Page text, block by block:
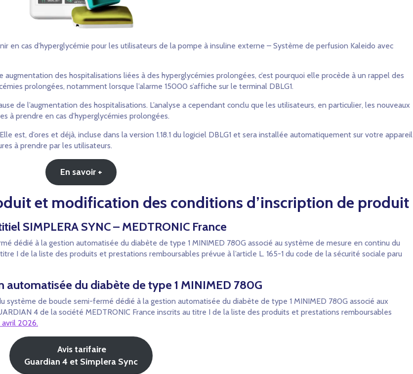
en cas d’hyperglycémie pour les utilisateurs de la pompe à insuline externe – Système de perfusion Kaleido avec
des hospitalisations liées à des hyperglycémies prolongées, c’est pourquoi elle procède à un rappel des
prolongées, notamment lorsque l’alarme 15000 s’affiche sur le terminal DBLG1.
de l’augmentation des hospitalisations. L’analyse a cependant conclu que les utilisateurs, en particulier, les nouveaux
à prendre en cas d’hyperglycémies prolongées.
est, d’ores et déjà, incluse dans la version 1.18.1 du logiciel DBLG1 et sera installée automatiquement sur votre appareil
à prendre par les utilisateurs.
En savoir +
et modification des conditions d’inscription de produit
SIMPLERA SYNC – MEDTRONIC France
dédié à la gestion automatisée du diabète de type 1 MINIMED 780G associé au système de mesure en continu du
I de la liste des produits et prestations remboursables prévue à l’article L. 165-1 du code de la sécurité sociale paru
du diabète de type 1 MINIMED 780G
de boucle semi-fermé dédié à la gestion automatisée du diabète de type 1 MINIMED 780G associé aux
4 de la société MEDTRONIC France inscrits au titre I de la liste des produits et prestations remboursables
avril 2026.
Avis tarifaire
Guardian 4 et Simplera Sync